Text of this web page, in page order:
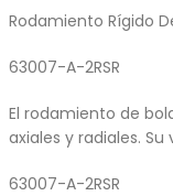
Rodamiento Rígido
63007-A-2RSR
El rodamiento de
axiales y radiales.
63007-A-2RSR